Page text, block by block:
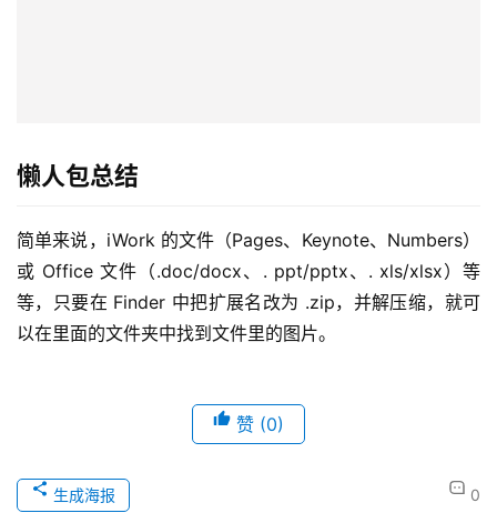
懒人包总结
简单来说，iWork 的文件（Pages、Keynote、Numbers）
或 Office 文件（.doc/docx、. ppt/pptx、. xls/xlsx）等
等，只要在 Finder 中把扩展名改为 .zip，并解压缩，就可
以在里面的文件夹中找到文件里的图片。
赞 (0)
0
生成海报